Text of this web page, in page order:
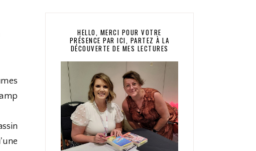
HELLO, MERCI POUR VOTRE
PRÉSENCE PAR ICI, PARTEZ À LA
DÉCOUVERTE DE MES LECTURES